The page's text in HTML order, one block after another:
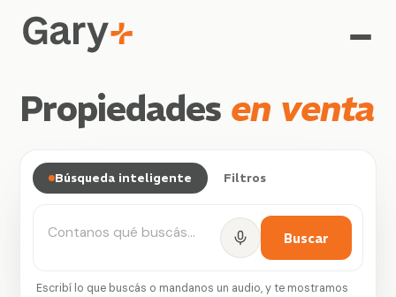
Propiedades en venta
Búsqueda inteligente Filtros
Buscar
Escribí lo que buscás o mandanos un audio, y te mostramos